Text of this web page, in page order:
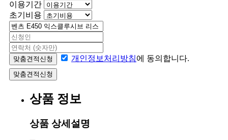
이용기간
초기비용
맞춤견적신청 개인정보처리방침에 동의합니다.
맞춤견적신청
상품 정보
상품 상세설명